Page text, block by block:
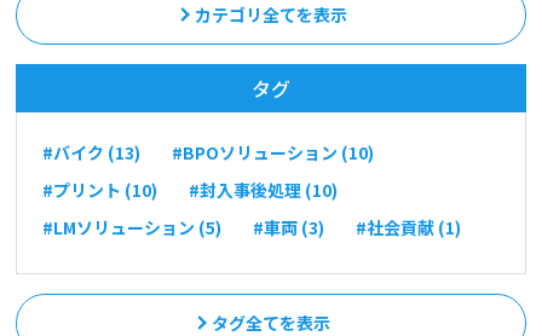
カテゴリ全てを表示
タグ
#バイク (13)
#BPOソリューション (10)
#プリント (10)
#封入事後処理 (10)
#LMソリューション (5)
#車両 (3) #社会貢献 (1)
タグ全てを表示